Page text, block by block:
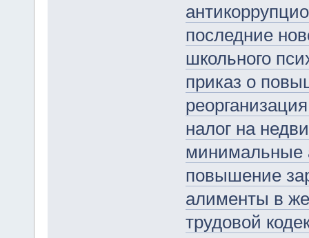
последние
школьного
приказ о
налог на
минимальные
повышение
алименты в
трудовой